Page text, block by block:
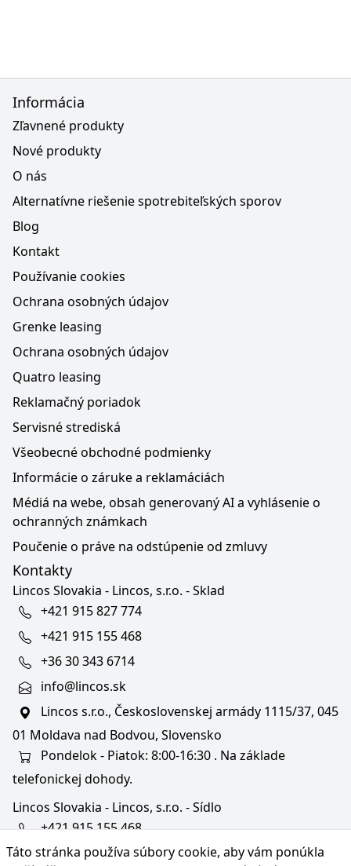
Táto stránka používa súbory cookie, aby vám ponúkla
Informácia
Zľavnené produkty
Nové produkty
O nás
Alternatívne riešenie spotrebiteľských sporov
Blog
Kontakt
Používanie cookies
Ochrana osobných údajov
Grenke leasing
Ochrana osobných údajov
Quatro leasing
Reklamačný poriadok
Servisné strediská
Všeobecné obchodné podmienky
Informácie o záruke a reklamáciách
Médiá na webe, obsah generovaný AI a vyhlásenie o
ochranných známkach
Poučenie o práve na odstúpenie od zmluvy
Kontakty
Lincos Slovakia - Lincos, s.r.o. - Sklad
+421 915 827 774
+421 915 155 468
+36 30 343 6714
info@lincos.sk
Lincos s.r.o., Československej armády 1115/37, 045
01 Moldava nad Bodvou, Slovensko
Pondelok - Piatok: 8:00-16:30 . Na základe
telefonickej dohody.
Lincos Slovakia - Lincos, s.r.o. - Sídlo
+421 915 155 468
+36/30 343 6714